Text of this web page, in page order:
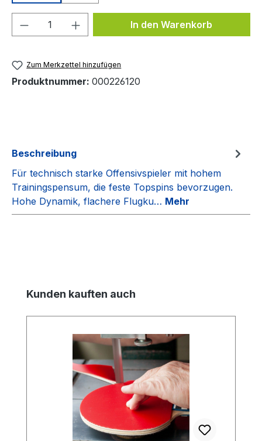
Produkt Anzahl: Gib denIn den Warenkorb
Zum Merkzettel hinzufügen
Produktnummer: 000226120
Beschreibung
Für technisch starke Offensivspieler mit hohem
Trainingspensum, die feste Topspins bevorzugen.
Hohe Dynamik, flachere Flugku… Mehr
Produktgalerie überspringen
Kunden kauften auch